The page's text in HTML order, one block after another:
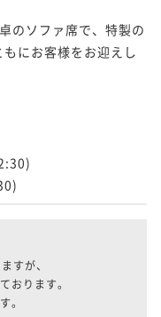
のソファ席で、特製の
にお客様をお迎えし
すが、
おります。
。